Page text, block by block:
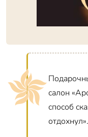
салон
способ
отдохнул».